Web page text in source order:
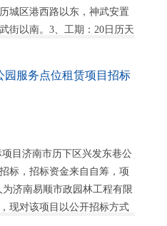
城区港西路以东，神武安置
街以南。3、工期：20日历天
园服务点位租赁项目招标
目济南市历下区兴发东巷公
标，招标资金来自自筹，项
为济南易顺市政园林工程有限
现对该项目以公开招标方式